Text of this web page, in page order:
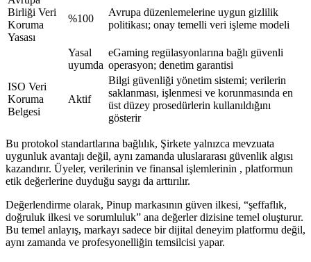
Birliği Veri
Koruma
Yasası
%100
Avrupa düzenlemelerine uygun gizlilik
politikası; onay temelli veri işleme modeli
Yasal
uyumda
eGaming regülasyonlarına bağlı güvenli
operasyon; denetim garantisi
ISO Veri
Koruma
Belgesi
Aktif
Bilgi güvenliği yönetim sistemi; verilerin
saklanması, işlenmesi ve korunmasında en
üst düzey prosedürlerin kullanıldığını
gösterir
Bu protokol standartlarına bağlılık, Şirkete yalnızca mevzuata
uygunluk avantajı değil, aynı zamanda uluslararası güvenlik algısı
kazandırır. Üyeler, verilerinin ve finansal işlemlerinin , platformun
etik değerlerine duyduğu saygı da arttırılır.
Değerlendirme olarak, Pinup markasının güven ilkesi, “şeffaflık,
doğruluk ilkesi ve sorumluluk” ana değerler dizisine temel oluşturur.
Bu temel anlayış, markayı sadece bir dijital deneyim platformu değil,
aynı zamanda ve profesyonelliğin temsilcisi yapar.